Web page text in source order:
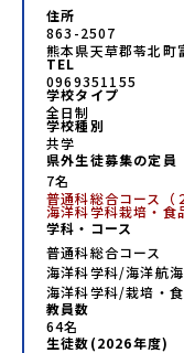
住所
863-2507
熊本県天草郡苓北町
TEL
0969351155
学校タイプ
全日制
学校種別
共学
県外生徒募集の定員
7名
普通科総合コース（
海洋科学科栽培・食
学科・コース
普通科総合コース
海洋科学科/海洋航海
海洋科学科/栽培・
教員数
64名
生徒数(2026年度)